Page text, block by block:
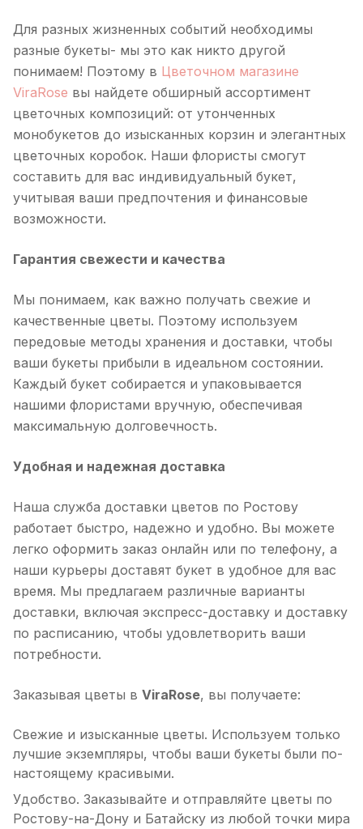
Для разных жизненных событий необходимы
разные букеты- мы это как никто другой
понимаем! Поэтому в Цветочном магазине
ViraRose вы найдете обширный ассортимент
цветочных композиций: от утонченных
монобукетов до изысканных корзин и элегантных
цветочных коробок. Наши флористы смогут
составить для вас индивидуальный букет,
учитывая ваши предпочтения и финансовые
возможности.
Гарантия свежести и качества
Мы понимаем, как важно получать свежие и
качественные цветы. Поэтому используем
передовые методы хранения и доставки, чтобы
ваши букеты прибыли в идеальном состоянии.
Каждый букет собирается и упаковывается
нашими флористами вручную, обеспечивая
максимальную долговечность.
Удобная и надежная доставка
Наша служба доставки цветов по Ростову
работает быстро, надежно и удобно. Вы можете
легко оформить заказ онлайн или по телефону, а
наши курьеры доставят букет в удобное для вас
время. Мы предлагаем различные варианты
доставки, включая экспресс-доставку и доставку
по расписанию, чтобы удовлетворить ваши
потребности.
Заказывая цветы в ViraRose, вы получаете:
Свежие и изысканные цветы. Используем только
лучшие экземпляры, чтобы ваши букеты были по-
настоящему красивыми.
Удобство. Заказывайте и отправляйте цветы по
Ростову-на-Дону и Батайску из любой точки мира